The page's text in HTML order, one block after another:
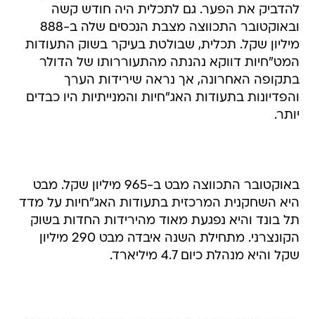
מיליון שקל. תכלית, שבולטת בעיקר בשוק התעודות
המט"חיות דווקא נהנתה מהתעוררותו של הדולר
בתקופה האחרונה, אך נראה שירידות הערך
והפדיונות בתעודות האג"חיות והמנייתיות היו כבדים
יותר.
תל בונד והיא נפגעת מאוד מהירידות החדות בשוק
הקונצרני. מתחילת השנה איבדה מבט 290 מיליון
שקל והיא מנהלת כיום 4.7 מיליארד.